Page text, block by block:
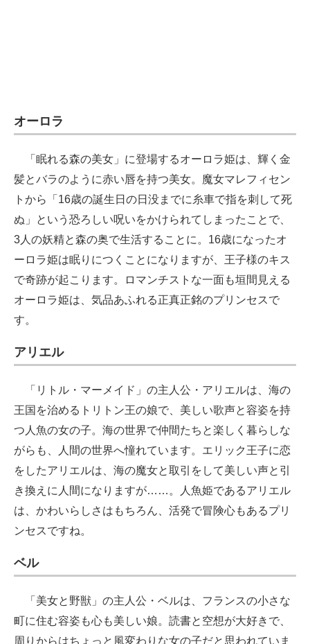
オーロラ
「眠れる森の美女」に登場するオーロラ姫は、輝く金
髪とバラのように赤い唇を持つ美女。魔女マレフィセン
トから「16歳の誕生日の日没までに糸車で指を刺して死
ぬ」という恐ろしい呪いをかけられてしまったことで、
3人の妖精と森の奥で生活することに。16歳になったオ
ーロラ姫は眠りにつくことになりますが、王子様のキス
で奇跡が起こります。ロマンチストな一面も垣間見える
オーロラ姫は、気品あふれる正真正銘のプリンセスで
す。
アリエル
「リトル・マーメイド」の主人公・アリエルは、海の
王国を治めるトリトン王の娘で、美しい歌声と容姿を持
つ人魚の女の子。海の世界で仲間たちと楽しく暮らしな
がらも、人間の世界へ憧れています。エリック王子に恋
をしたアリエルは、海の魔女と取引をして美しい声と引
き換えに人間になりますが……。人魚姫であるアリエル
は、かわいらしさはもちろん、活発で冒険心もあるプリ
ンセスですね。
ベル
「美女と野獣」の主人公・ベルは、フランスの小さな
町に住む容姿も心も美しい娘。読書と空想が大好きで、
周りからはちょっと風変わりな女の子だと思われていま